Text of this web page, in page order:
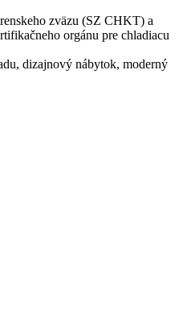
zväzu (SZ CHKT) a
orgánu pre chladiacu